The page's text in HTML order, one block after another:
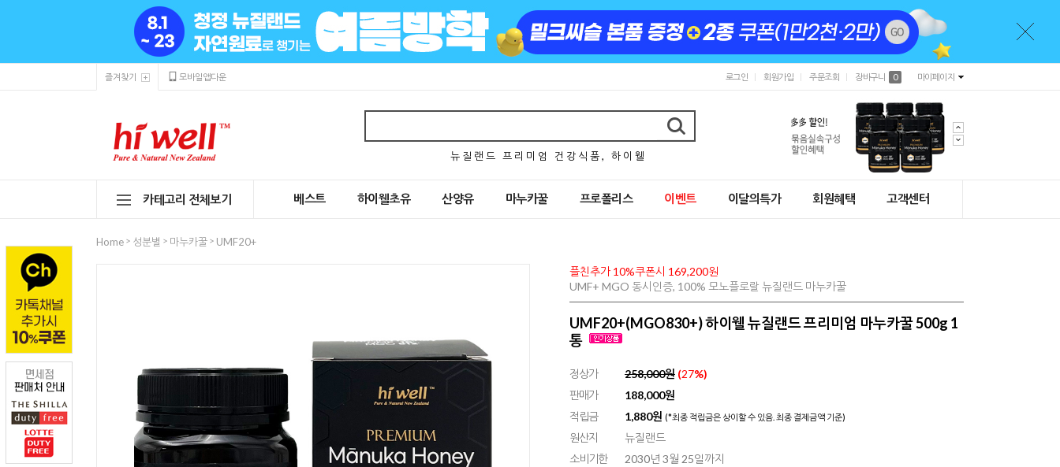
즐겨찾기 모바일앱다운 로그인 회원가입 주문조회 장바구니 0 마이페이지
뉴 질 랜 드 프 리 미 엄 건 강 식 품 , 하 이 웰
카테고리 전체보기 베스트 하이웰초유 산양유 마누카꿀 프로폴리스 이벤트 이달의특가 회원혜택 고객센터
Home > 성분별 > 마누카꿀 > UMF20+
플친추가 10%쿠폰시 169,200원
UMF+ MGO 동시인증, 100% 모노플로랄 뉴질랜드 마누카꿀
UMF20+(MGO830+) 하이웰 뉴질랜드 프리미엄 마누카꿀 500g 1
통
정상가 258,000원 (27%)
판매가
188,000원
적립금
1,880원 (*최종 적립금은 상이할 수 있음. 최종 결제금액 기준)
원산지
뉴질랜드
소비기한
2030년 3월 25일까지